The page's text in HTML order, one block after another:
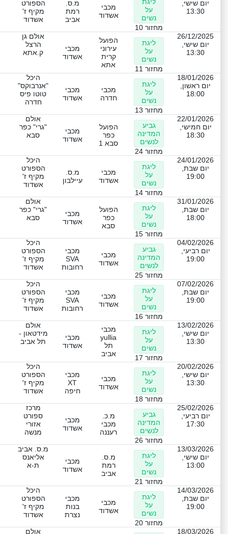
יום שישי,
13:30
ליגת
על
נשים
מחזור 10
מכבי
אשדוד
מ.ס.
רמת
אביב
הספורט
מקיף ז'
אשדוד
26/12/2025
יום שישי,
13:30
ליגת
על
נשים
מחזור 11
הפועל
עירוני
קרית
אתא
מכבי
אשדוד
אולם גן
הרצל
ק.אתא
18/01/2026
יום ראשון,
18:00
ליגת
על
נשים
מחזור 13
מכבי
חדרה
מכבי
אשדוד
היכל
"אנרבוקס"
טוטו פיס
חדרה
22/01/2026
יום חמישי,
18:30
גביע
המדינה
לנשים
מחזור 24
הפועל
כפר
סבא 1
מכבי
אשדוד
אולם
"גרי" כפר
סבא
24/01/2026
יום שבת,
19:00
ליגת
על
נשים
מחזור 14
מכבי
אשדוד
מ.ס.
עיילבון
היכל
הספורט
מקיף ז'
אשדוד
31/01/2026
יום שבת,
18:00
ליגת
על
נשים
מחזור 15
הפועל
כפר
סבא
מכבי
אשדוד
אולם
"גרי" כפר
סבא
04/02/2026
יום רביעי,
19:00
גביע
המדינה
לנשים
מחזור 25
מכבי
אשדוד
מכבי
SVA
רחובות
היכל
הספורט
מקיף ז'
אשדוד
07/02/2026
יום שבת,
19:00
ליגת
על
נשים
מחזור 16
מכבי
אשדוד
מכבי
SVA
רחובות
היכל
הספורט
מקיף ז'
אשדוד
13/02/2026
יום שישי,
13:30
ליגת
על
נשים
מחזור 17
מכבי
yullia
תל
אביב
מכבי
אשדוד
אולם
מידטאון -
תל אביב
20/02/2026
יום שישי,
13:30
ליגת
על
נשים
מחזור 18
מכבי
אשדוד
מכבי
XT
חיפה
היכל
הספורט
מקיף ז'
אשדוד
25/02/2026
יום רביעי,
17:30
גביע
המדינה
לנשים
מחזור 26
מ.כ.
מכבי
רעננה
מכבי
אשדוד
מרכז
ספורט
אזורי
מנשה
13/03/2026
יום שישי,
13:00
ליגת
על
נשים
מחזור 21
מ.ס.
רמת
אביב
מכבי
אשדוד
מ.ס. אביב
אליאנס
ת-א
14/03/2026
יום שבת,
19:00
ליגת
על
נשים
מחזור 20
מכבי
אשדוד
מכבי
בנות
נצרת
היכל
הספורט
מקיף ז'
אשדוד
18/03/2026
אולם